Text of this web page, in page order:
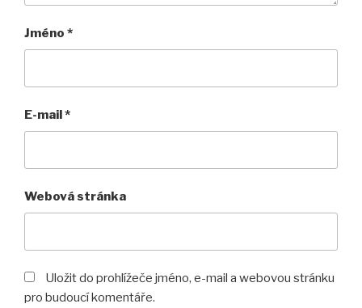
Jméno *
E-mail *
Webová stránka
Uložit do prohlížeče jméno, e-mail a webovou stránku
pro budoucí komentáře.